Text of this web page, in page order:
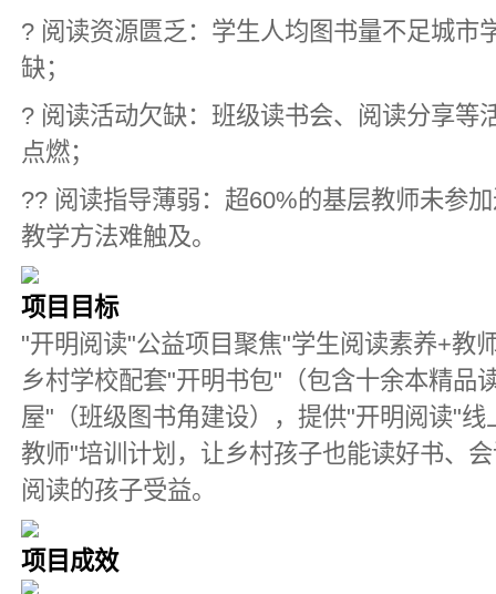
? 阅读资源匮乏：学生人均图书量不足城市
缺；
? 阅读活动欠缺：班级读书会、阅读分享等
点燃；
?‍? 阅读指导薄弱：超60%的基层教师未参
教学方法难触及。
项目目标
"开明阅读"公益项目聚焦"学生阅读素养+教
乡村学校配套"开明书包"（包含十余本精品
屋"（班级图书角建设），提供"开明阅读"
教师"培训计划，让乡村孩子也能读好书、
阅读的孩子受益。
项目成效